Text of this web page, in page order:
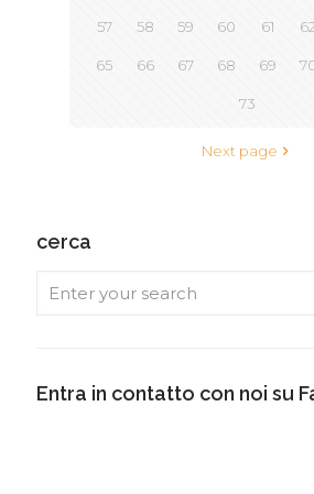
57 58 59 60 61 62
65 66 67 68 69
73
Next page
cerca
Entra in contatto con noi su